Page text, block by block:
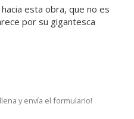
esta obra, que no es
por su gigantesca
y envía el formulario!